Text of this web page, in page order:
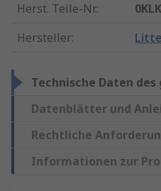
Herst. Teile-Nr.:
Hersteller:
Technische Daten
Datenblätter und
Rechtliche
Informationen zur